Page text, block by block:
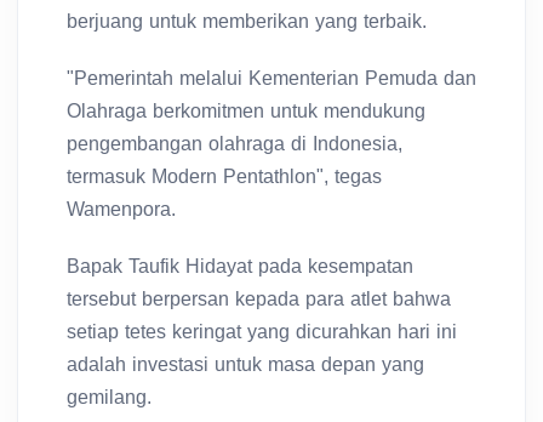
berjuang untuk memberikan yang terbaik.
"Pemerintah melalui Kementerian Pemuda dan
Olahraga berkomitmen untuk mendukung
pengembangan olahraga di Indonesia,
termasuk Modern Pentathlon", tegas
Wamenpora.
Bapak Taufik Hidayat pada kesempatan
tersebut berpersan kepada para atlet bahwa
setiap tetes keringat yang dicurahkan hari ini
adalah investasi untuk masa depan yang
gemilang.